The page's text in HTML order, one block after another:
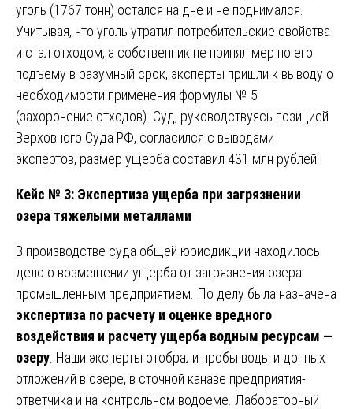
уголь (1767 тонн) остался на дне и не поднимался.
Учитывая, что уголь утратил потребительские свойства
и стал отходом, а собственник не принял мер по его
подъему в разумный срок, эксперты пришли к выводу о
необходимости применения формулы № 5
(захоронение отходов). Суд, руководствуясь позицией
Верховного Суда РФ, согласился с выводами
экспертов, размер ущерба составил 431 млн рублей .
Кейс № 3: Экспертиза ущерба при загрязнении
озера тяжелыми металлами
В производстве суда общей юрисдикции находилось
дело о возмещении ущерба от загрязнения озера
промышленным предприятием. По делу была назначена
экспертиза по расчету и оценке вредного
воздействия и расчету ущерба водным ресурсам —
озеру . Наши эксперты отобрали пробы воды и донных
отложений в озере, в сточной канаве предприятия-
ответчика и на контрольном водоеме. Лабораторный